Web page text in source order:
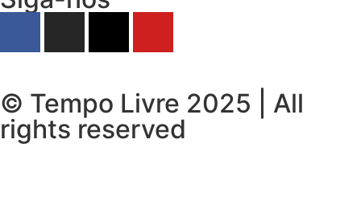
© Tempo Livre 2025 | All
rights reserved